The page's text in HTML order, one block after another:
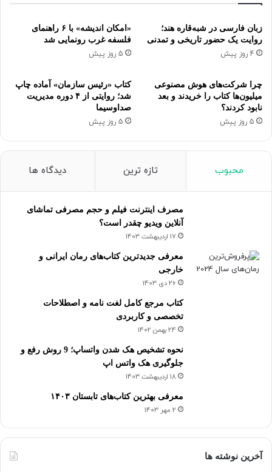
زبان فارسی در شبه‌قاره هند؛
روایت یک حضور تاریخی و تمدنی
4 روز پیش
«امکان اندیشه» با ۶ راهنمای
فلسفه غرب رونمایی شد
5 روز پیش
چرا شرکت‌های هوش مصنوعی
میلیون‌ها کتاب را خریدند و بعد
نابود کردند؟
5 روز پیش
کتاب «رئیس سازمان» آماده چاپ
شد؛ روایتی از ۴ دوره مدیریت
صداوسیما
5 روز پیش
محبوب تازه ترین دیدگاه ها
مصرف اینترنت فیلم و حجم مصرفی تماشای
آنلاین ویدیو چقدر است؟
17 اردیبهشت 1403
معرفی جدیدترین کتاب‌های رمان ایرانی و
خارجی
26 دی 1403
کتاب مرجع کامل لغت نامه و اصطلاحات
تخصصی و کاربردی
24 بهمن 1402
نحوه تشخیص هک شدن واتساپ؛ 9 روش رفع و
جلوگیری هک واتس اپ
18 اردیبهشت 1403
معرفی بهترین کتاب‌های تابستان ۱۴۰۳
2 مهر 1403
آخرین نوشته ها